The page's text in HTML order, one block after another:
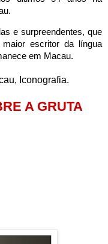
e surpreendentes, que
escritor da língua
em Macau.
Iconografia.
A GRUTA